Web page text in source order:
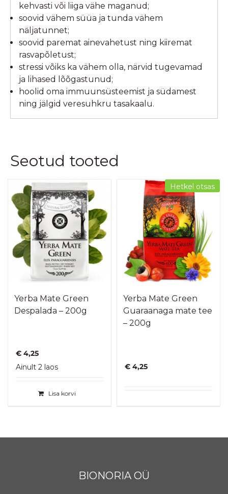
kehvasti või liiga vähe maganud;
soovid vähem süüa ja tunda vähem
näljatunnet;
soovid paremat ainevahetust ning kiiremat
rasvapõletust;
stressi võiks ka vähem olla, närvid tugevamad
ja lihased lõõgastunud;
hoolid oma immuunsüsteemist ja südamest
ning jälgid veresuhkru tasakaalu.
Seotud tooted
Yerba Mate Green
Despalada – 200g
€ 4,25
Ainult 2 laos
Lisa korvi
Hetkel otsas
Yerba Mate Green
Guaraanaga mate tee
– 200g
€ 4,25
BIONORIA OÜ